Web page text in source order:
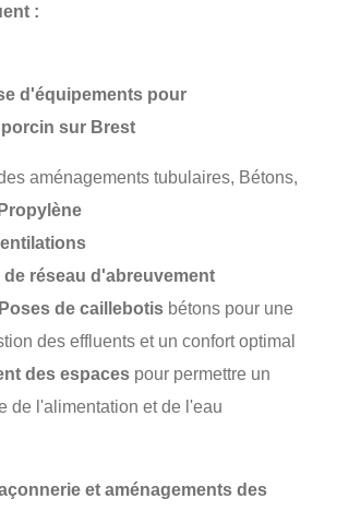
:
d'équipements pour
sur Brest
aménagements tubulaires, Bétons,
de réseau d'abreuvement
de caillebotis bétons pour une
des effluents et un confort optimal
des espaces pour permettre un
de l'alimentation et de l'eau
et aménagements des